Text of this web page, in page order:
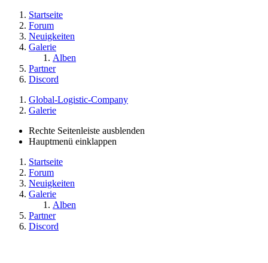
Startseite
Forum
Neuigkeiten
Galerie
Alben
Partner
Discord
Global-Logistic-Company
Galerie
Rechte Seitenleiste ausblenden
Hauptmenü einklappen
Startseite
Forum
Neuigkeiten
Galerie
Alben
Partner
Discord